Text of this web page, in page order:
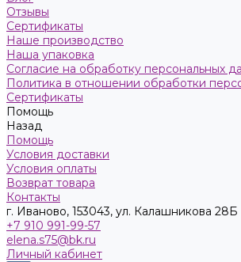
Отзывы
Сертификаты
Наше производство
Наша упаковка
Согласие на обработку персональных
Политика в отношении обработки
Сертификаты
Помощь
Назад
Помощь
Условия доставки
Условия оплаты
Возврат товара
Контакты
г. Иваново, 153043, ул. Калашникова 28Б
+7 910 991-99-57
elena.s75@bk.ru
Личный кабинет